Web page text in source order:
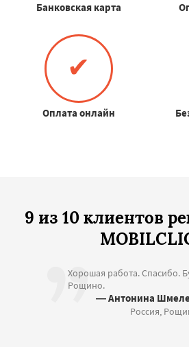
Банковская карта
✔
Оплата онлайн
9 из 10 клиентов
Хорошая работа. Спасибо.
Рощино.
— Антонина
Россия,